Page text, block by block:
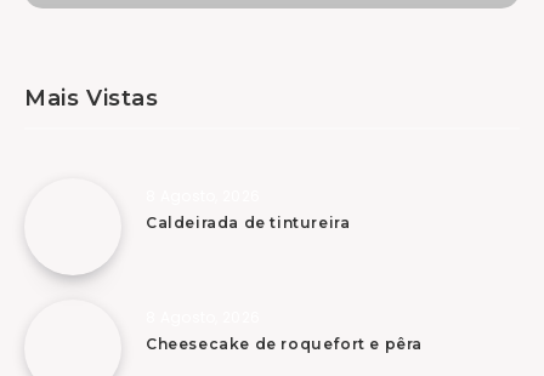
Mais Vistas
Caldeirada de tintureira
Cheesecake de roquefort e pêra